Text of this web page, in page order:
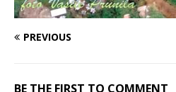
PREVIOUS
BE THE FIRST TO COMMENT